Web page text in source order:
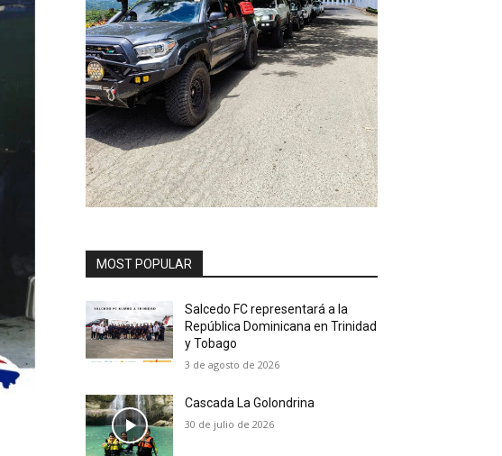
MOST POPULAR
Salcedo FC representará a la
República Dominicana en Trinidad
y Tobago
3 de agosto de 2026
Cascada La Golondrina
30 de julio de 2026